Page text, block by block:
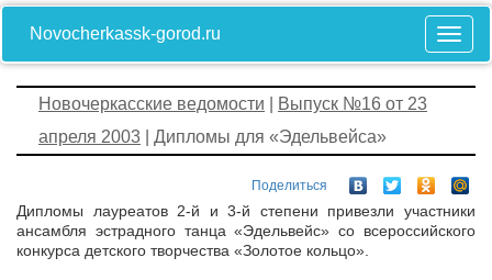
Novocherkassk-gorod.ru
Новочеркасские ведомости
Выпуск №16 от 23
апреля 2003 | Дипломы для «Эдельвейса»
Поделиться
Дипломы лауреатов 2-й и 3-й степени привезли участники
ансамбля эстрадного танца «Эдельвейс» со всероссийского
конкурса детского творчества «Золотое кольцо».